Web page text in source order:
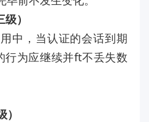
）
，当认证的会话到期
行为应继续并ft不丢失数